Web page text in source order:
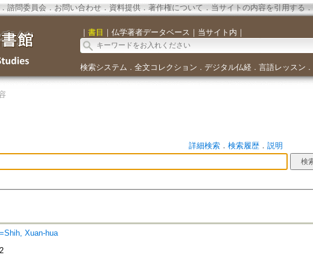
． 諮問委員会． お問い合わせ． 資料提供． 著作権について．当サイトの内容を引用する ．
｜ 書目 ｜ 仏学著者データベース ｜ 当サイト内 ｜
検索システム ． 全文コレクション ． デジタル仏経． 言語レッスン ．
詳細検索． 検索履歴． 説明
Xuan-hua